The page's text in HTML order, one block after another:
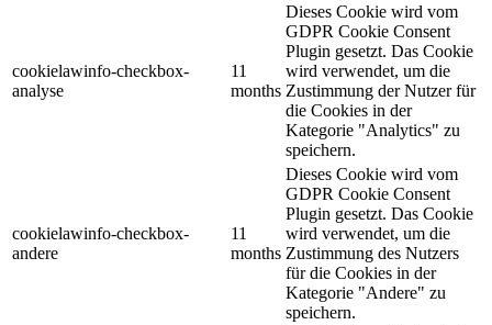
cookielawinfo-checkbox-
analyse
11
months
Dieses Cookie wird vom
GDPR Cookie Consent
Plugin gesetzt. Das Cookie
wird verwendet, um die
Zustimmung der Nutzer für
die Cookies in der
Kategorie "Analytics" zu
speichern.
cookielawinfo-checkbox-
andere
11
months
Dieses Cookie wird vom
GDPR Cookie Consent
Plugin gesetzt. Das Cookie
wird verwendet, um die
Zustimmung des Nutzers
für die Cookies in der
Kategorie "Andere" zu
speichern.